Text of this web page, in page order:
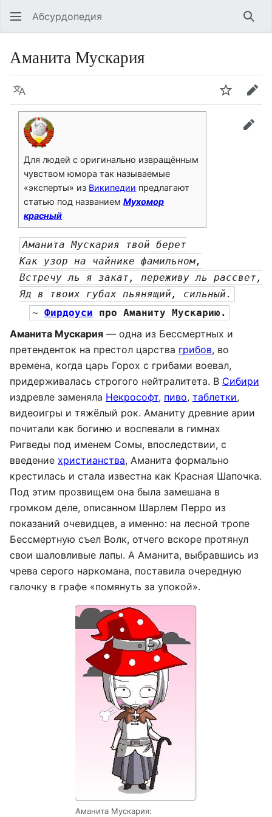
Абсурдопедия
Аманита Мускария
Язык
Для людей с оригинально извращённым
чувством юмора так называемые
«эксперты» из Википедии предлагают
статью под названиемМухомор
красный
Аманита Мускария твой берет
Как узор на чайнике фамильном,
Встречу ль я закат, переживу ль рассвет,
Яд в твоих губах пьянящий, сильный.
~ Фирдоуси про Аманиту Мускарию.
Аманита Мускария — одна из Бессмертных и
претенденток на престол царства грибов, во
времена, когда царь Горох с грибами воевал,
придерживалась строгого нейтралитета. В Сибири
издревле заменяла Некрософт, пиво, таблетки,
видеоигры и тяжёлый рок. Аманиту древние арии
почитали как богиню и воспевали в гимнах
Ригведы под именем Сомы, впоследствии, с
введение христианства, Аманита формально
крестилась и стала известна как Красная Шапочка.
Под этим прозвищем она была замешана в
громком деле, описанном Шарлем Перро из
показаний очевидцев, а именно: на лесной тропе
Бессмертную съел Волк, отчего вскоре протянул
свои шаловливые лапы. А Аманита, выбравшись из
чрева серого наркомана, поставила очередную
галочку в графе «помянуть за упокой».
Аманита Мускария: